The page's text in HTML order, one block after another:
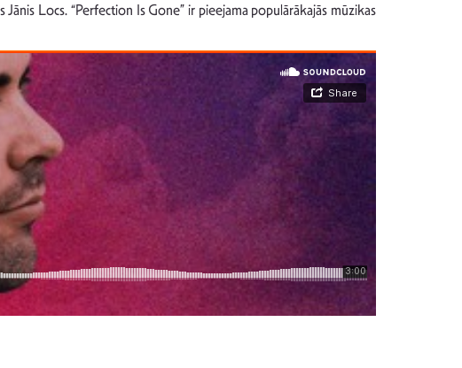
Locs. “Perfection Is Gone” ir pieejama populārākajās mūzikas